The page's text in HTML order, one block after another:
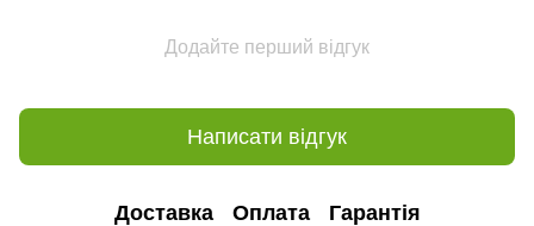
Додайте перший відгук
Написати відгук
Доставка Оплата Гарантія